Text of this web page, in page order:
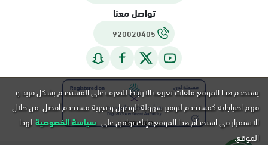
تواصل معنا
920020405
يستخدم هذا الموقع ملفات تعريف الارتباط للتعرف على المستخدم بشكل فريد و
فهم احتياجاته كمستخدم لتوفير سهولة الوصول و تجربة مستخدم أفضل. من خلال
الاستمرار في استخدام هذا الموقع فإنك توافق على سياسة الخصوصية لهذا
الموقع.